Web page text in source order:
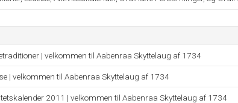
| velkommen til Aabenraa Skyttelaug af 1734
| velkommen til Aabenraa Skyttelaug af 1734
2011 | velkommen til Aabenraa Skyttelaug af 1734